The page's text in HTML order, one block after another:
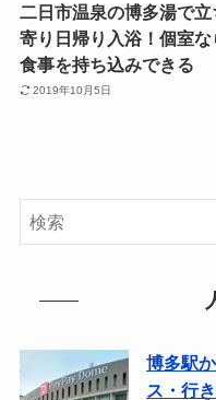
二日市温泉の博多湯で立
寄り日帰り入浴！個室な
食事を持ち込みできる
2019年10月5日
博多駅
ス・行